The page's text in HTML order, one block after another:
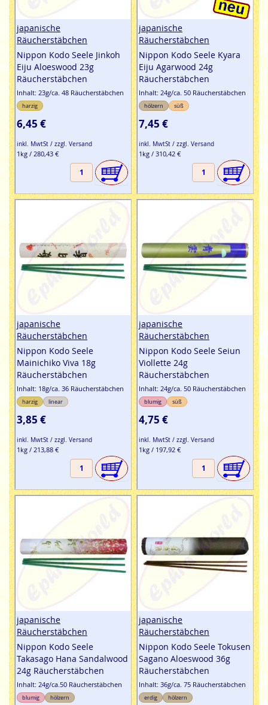
japanische
Räucherstäbchen
Nippon Kodo Seele Jinkoh
Eiju Aloeswood 23g
Räucherstäbchen
Inhalt: 23g/ca. 48 Räucherstäbchen
harzig
6,45 €
inkl. MwtSt / zzgl. Versand
1kg / 280,43 €
japanische
Räucherstäbchen
Nippon Kodo Seele Kyara
Eiju Agarwood 24g
Räucherstäbchen
Inhalt: 24g/ca. 50 Räucherstäbchen
hölzern süß
7,45 €
inkl. MwtSt / zzgl. Versand
1kg / 310,42 €
japanische
Räucherstäbchen
Nippon Kodo Seele
Mainichiko Viva 18g
Räucherstäbchen
Inhalt: 18g/ca. 36 Räucherstäbchen
harzig linear
3,85 €
inkl. MwtSt / zzgl. Versand
1kg / 213,88 €
japanische
Räucherstäbchen
Nippon Kodo Seele Seiun
Viollette 24g
Räucherstäbchen
Inhalt: 24g/ca. 50 Räucherstäbchen
blumig süß
4,75 €
inkl. MwtSt / zzgl. Versand
1kg / 197,92 €
japanische
Räucherstäbchen
Nippon Kodo Seele
Takasago Hana Sandalwood
24g Räucherstäbchen
Inhalt: 24g/ca.50 Räucherstäbchen
blumig hölzern
japanische
Räucherstäbchen
Nippon Kodo Seele Tokusen
Sagano Aloeswood 36g
Räucherstäbchen
Inhalt: 36g/ca. 75 Räucherstäbchen
erdig hölzern